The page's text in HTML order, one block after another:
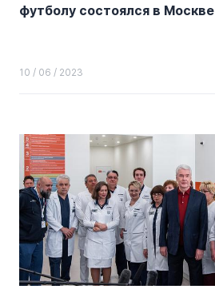
футболу состоялся в Москве
10 / 06 / 2023